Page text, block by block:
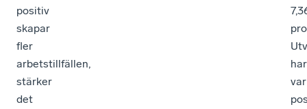
positiv
skapar
fler
arbetstillfällen,
stärker
det
har